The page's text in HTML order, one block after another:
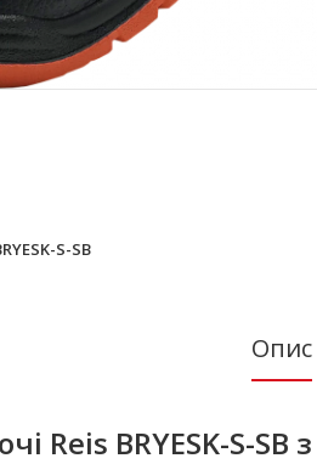
S-SB
Опис
Reis BRYESK-S-